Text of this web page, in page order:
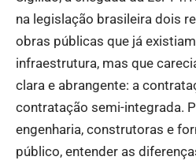
na legislação brasileira dois
obras públicas que já
infraestrutura, mas que
clara e abrangente: a
contratação semi-integrada.
engenharia, construtoras e
público, entender as